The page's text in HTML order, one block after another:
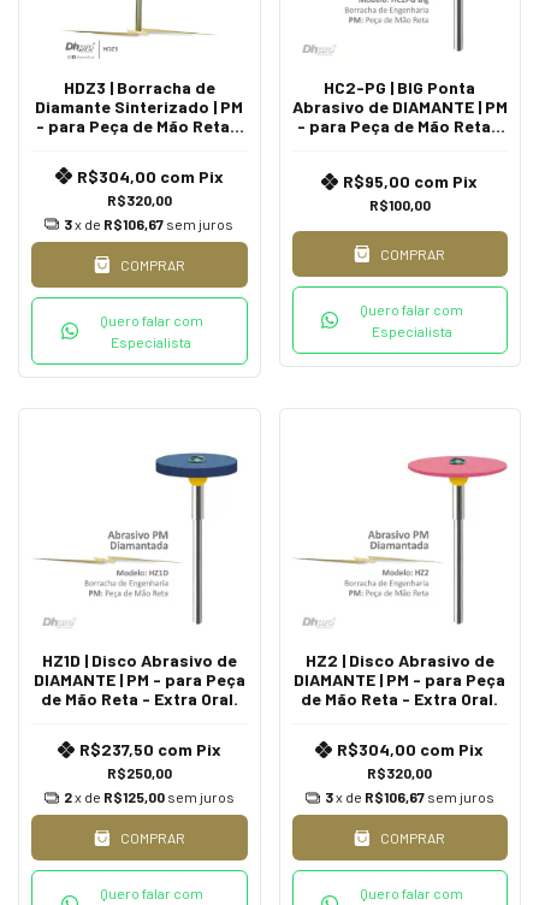
HDZ3 | Borracha de
Diamante Sinterizado | PM
- para Peça de Mão Reta -
R$320,00
R$304,00 com Pix
3x de R$106,67 sem juros
COMPRAR
Quero falar com
Especialista
HC2-PG | BIG Ponta
Abrasivo de DIAMANTE | PM
- para Peça de Mão Reta -
R$100,00
R$95,00 com Pix
COMPRAR
Quero falar com
Especialista
HZ1D | Disco Abrasivo de
DIAMANTE | PM - para Peça
de Mão Reta - Extra Oral.
R$250,00
R$237,50 com Pix
2x de R$125,00 sem juros
COMPRAR
Quero falar com
HZ2 | Disco Abrasivo de
DIAMANTE | PM - para Peça
de Mão Reta - Extra Oral.
R$320,00
R$304,00 com Pix
3x de R$106,67 sem juros
COMPRAR
Quero falar com